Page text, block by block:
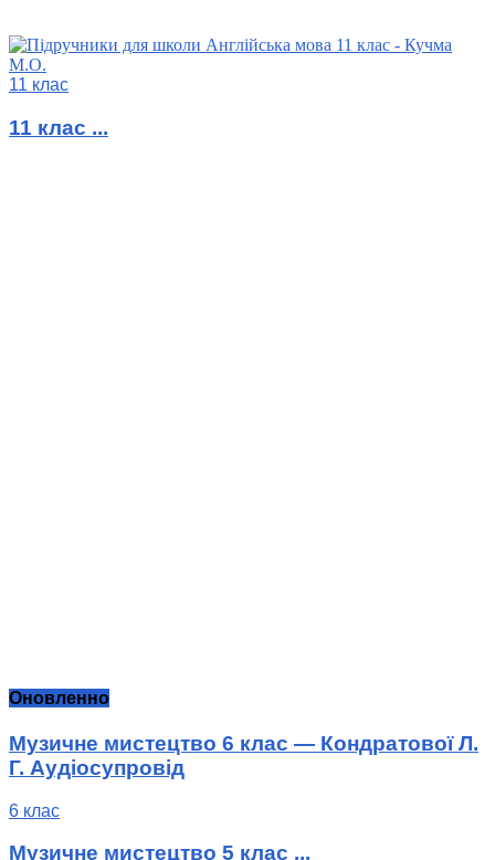
11 клас
11 клас ...
Оновленно
Музичне мистецтво 6 клас — Кондратової Л.
Г. Аудіосупровід
6 клас
Музичне мистецтво 5 клас ...